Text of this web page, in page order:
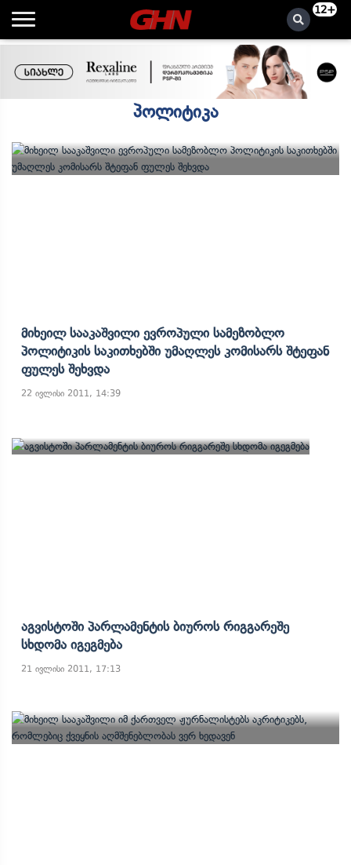
12+
პოლიტიკა
Მიხეილ Სააკაშვილი Ევროპული Სამეზობლო
Პოლიტიკის Საკითხებში Უმაღლეს Კომისარს Შტეფან
Ფულეს Შეხვდა
22 ივლისი 2011, 14:39
Აგვისტოში Პარლამენტის Ბიუროს Რიგგარეშე
Სხდომა Იგეგმება
21 ივლისი 2011, 17:13